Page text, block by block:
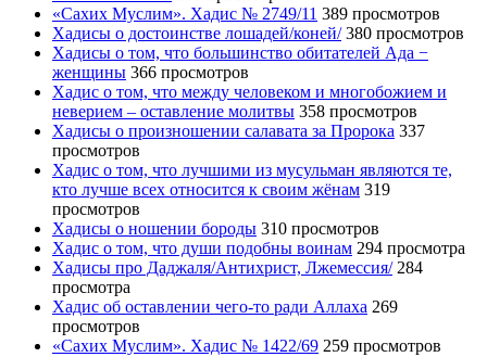
«Сахих Муслим». Хадис № 2749/11 389 просмотров
Хадисы о достоинстве лошадей/коней/ 380 просмотров
Хадисы о том, что большинство обитателей Ада −
женщины 366 просмотров
Хадис о том, что между человеком и многобожием и
неверием – оставление молитвы 358 просмотров
Хадисы о произношении салавата за Пророка 337
просмотров
Хадис о том, что лучшими из мусульман являются те,
кто лучше всех относится к своим жёнам 319
просмотров
Хадисы о ношении бороды 310 просмотров
Хадис о том, что души подобны воинам 294 просмотра
Хадисы про Даджаля/Антихрист, Лжемессия/ 284
просмотра
Хадис об оставлении чего-то ради Аллаха 269
просмотров
«Сахих Муслим». Хадис № 1422/69 259 просмотров